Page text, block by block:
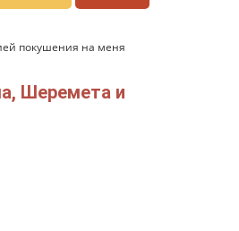
покушения на меня
Шеремета и